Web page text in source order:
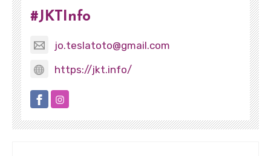
#JKTInfo
jo.teslatoto@gmail.com
https://jkt.info/